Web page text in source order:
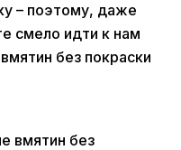
– поэтому, даже
смело идти к нам
без покраски
вмятин без